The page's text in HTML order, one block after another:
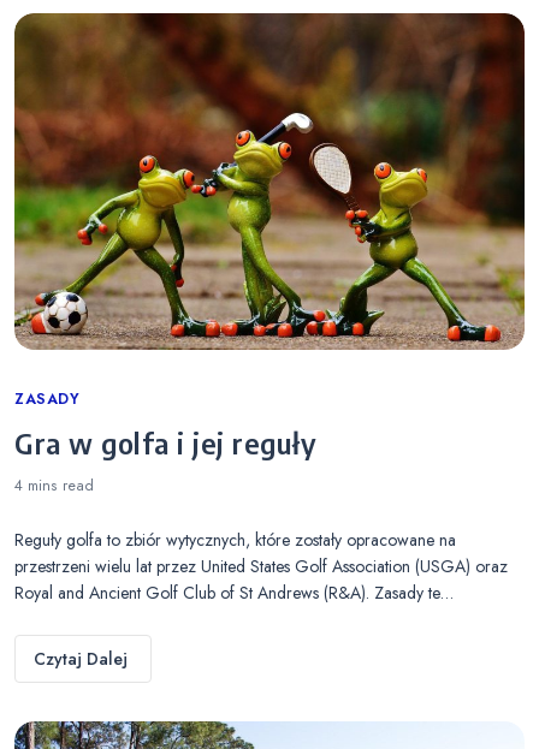
Categories
ZASADY
Gra w golfa i jej reguły
4 mins read
Reguły golfa to zbiór wytycznych, które zostały opracowane na
przestrzeni wielu lat przez United States Golf Association (USGA) oraz
Royal and Ancient Golf Club of St Andrews (R&A). Zasady te…
Czytaj Dalej